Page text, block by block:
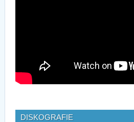
DISKOGRAFIE